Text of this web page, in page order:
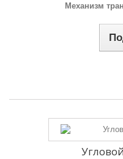
Механизм